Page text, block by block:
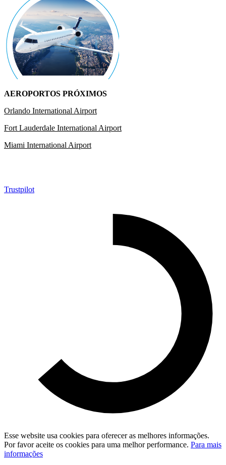
AEROPORTOS PRÓXIMOS
Orlando International Airport
Fort Lauderdale International Airport
Miami International Airport
Trustpilot
Esse website usa cookies para oferecer as melhores informações.
Por favor aceite os cookies para uma melhor performance. Para mais
informações